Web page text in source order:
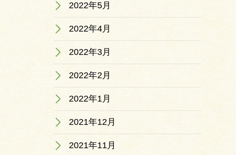
2022年5月
2022年4月
2022年3月
2022年2月
2022年1月
2021年12月
2021年11月